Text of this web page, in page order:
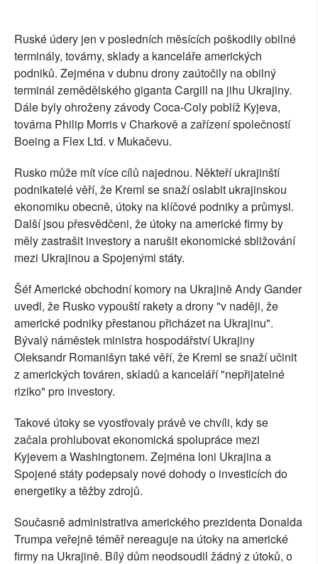
Ruské údery jen v posledních měsících poškodily obilné
terminály, továrny, sklady a kanceláře amerických
podniků. Zejména v dubnu drony zaútočily na obilný
terminál zemědělského giganta Cargill na jihu Ukrajiny.
Dále byly ohroženy závody Coca-Coly poblíž Kyjeva,
továrna Philip Morris v Charkově a zařízení společností
Boeing a Flex Ltd. v Mukačevu.
Rusko může mít více cílů najednou. Někteří ukrajinští
podnikatelé věří, že Kreml se snaží oslabit ukrajinskou
ekonomiku obecně, útoky na klíčové podniky a průmysl.
Další jsou přesvědčeni, že útoky na americké firmy by
měly zastrašit investory a narušit ekonomické sbližování
mezi Ukrajinou a Spojenými státy.
Šéf Americké obchodní komory na Ukrajině Andy Gander
uvedl, že Rusko vypouští rakety a drony "v naději, že
americké podniky přestanou přicházet na Ukrajinu".
Bývalý náměstek ministra hospodářství Ukrajiny
Oleksandr Romanišyn také věří, že Kreml se snaží učinit
z amerických továren, skladů a kanceláří "nepřijatelné
riziko" pro investory.
Takové útoky se vyostřovaly právě ve chvíli, kdy se
začala prohlubovat ekonomická spolupráce mezi
Kyjevem a Washingtonem. Zejména loni Ukrajina a
Spojené státy podepsaly nové dohody o investicích do
energetiky a těžby zdrojů.
Současně administrativa amerického prezidenta Donalda
Trumpa veřejně téměř nereaguje na útoky na americké
firmy na Ukrajině. Bílý dům neodsoudil žádný z útoků, o